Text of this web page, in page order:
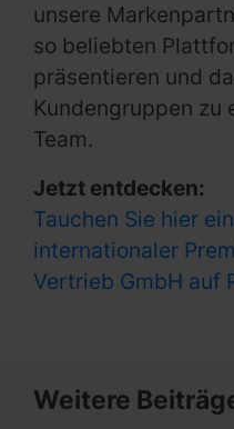
unsere
so beliebten
präsentieren und
Kundengruppen zu
Team.
Jetzt entdecken:
Tauchen Sie hier
internationaler
Vertrieb GmbH auf
Weitere